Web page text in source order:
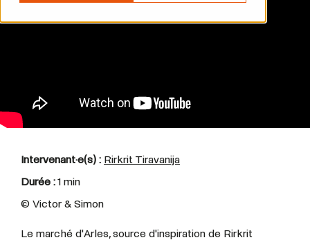
Intervenant·e(s) : Rirkrit Tiravanija
Durée :1 min
© Victor & Simon
Le marché d'Arles, source d'inspiration de Rirkrit